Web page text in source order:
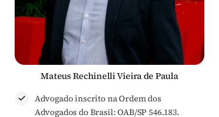
Mateus Rechinelli Vieira de Paula
Advogado inscrito na Ordem dos
Advogados do Brasil: OAB/SP 546.183.